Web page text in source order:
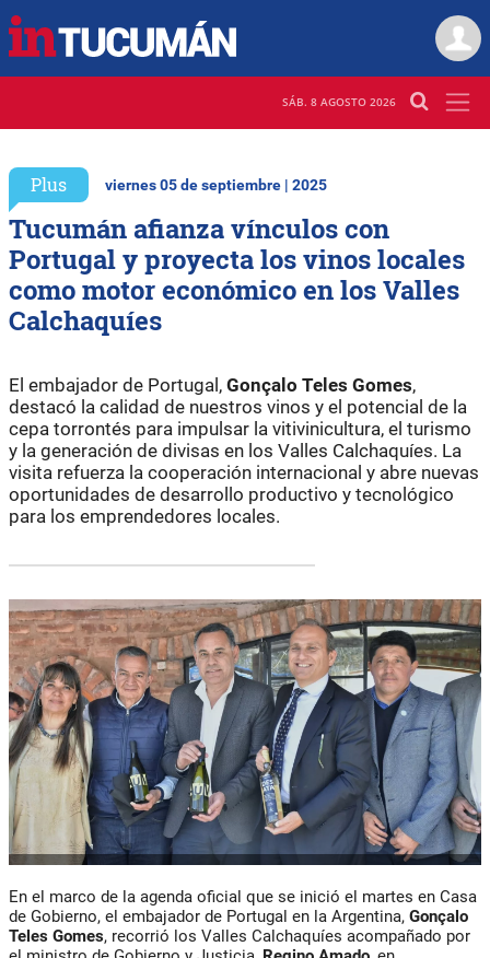
SÁB. 8 AGOSTO 2026
Plus viernes 05 de septiembre | 2025
Tucumán afianza vínculos con
Portugal y proyecta los vinos locales
como motor económico en los Valles
Calchaquíes
El embajador de Portugal, Gonçalo Teles Gomes,
destacó la calidad de nuestros vinos y el potencial de la
cepa torrontés para impulsar la vitivinicultura, el turismo
y la generación de divisas en los Valles Calchaquíes. La
visita refuerza la cooperación internacional y abre nuevas
oportunidades de desarrollo productivo y tecnológico
para los emprendedores locales.
En el marco de la agenda oficial que se inició el martes en Casa
de Gobierno, el embajador de Portugal en la Argentina, Gonçalo
Teles Gomes, recorrió los Valles Calchaquíes acompañado por